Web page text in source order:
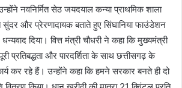
नवनिर्मित सेठ जयदयाल कन्या प्राथमिक शाला
और प्रेरणादायक बताते हुए सिंघानिया फाउंडेशन
दिया। वित्त मंत्री चौधरी ने कहा कि मुख्यमंत्री
प्रतिबद्धता और पारदर्शिता के साथ छत्तीसगढ़ के
कर रहे हैं। उन्होंने कहा कि हमने सरकार बनते ही दो